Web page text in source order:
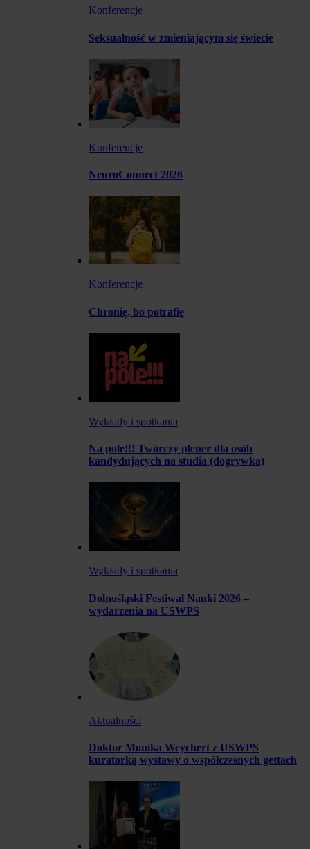
Konferencje
Seksualność w zmieniającym się świecie
Konferencje
NeuroConnect 2026
Konferencje
Chronię, bo potrafię
Wykłady i spotkania
Na pole!!! Twórczy plener dla osób
kandydujących na studia (dogrywka)
Wykłady i spotkania
Dolnośląski Festiwal Nauki 2026 –
wydarzenia na USWPS
Aktualności
Doktor Monika Weychert z USWPS
kuratorką wystawy o współczesnych gettach